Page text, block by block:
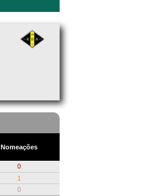
Nomeações
0
1
0